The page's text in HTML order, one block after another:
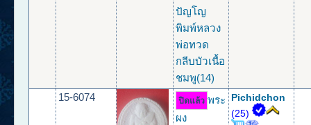
ปัญโญ
พิมพ์หลวง
พ่อทวด
กลีบบัวเนื้อ
ชมพู(14)
15-6074
ปิดแล้ว พระ
ผง
Pichidchon
(25)